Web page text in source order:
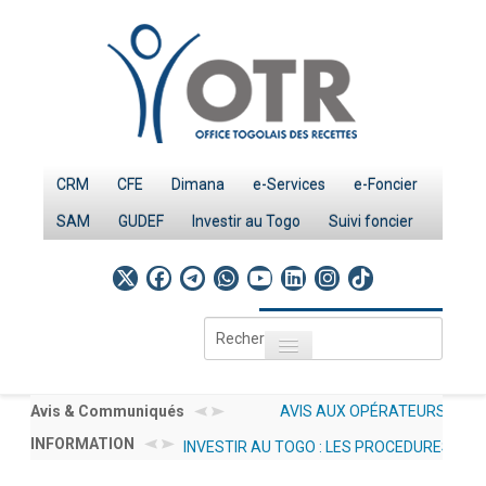
CRM CFE Dimana e-Services e-Foncier
SAM GUDEF Investir au Togo Suivi foncier
Rechercher
Toggle navigation
Page d'Accueil
IMPÔTS
Avis & Communiqués
AMI N°
POUR LE RECRUTEMENT
AVIS AUX OPÉRATEURS
012/2026/OTR/CG/CDDI RELATIF À
INFORMATION
LES STATISTIQUES GENRE OTR SERVICES
PUBLIEES SOUS : DOCUMENTATION → NOS
INVESTIR AU TOGO : LES PROCEDURES